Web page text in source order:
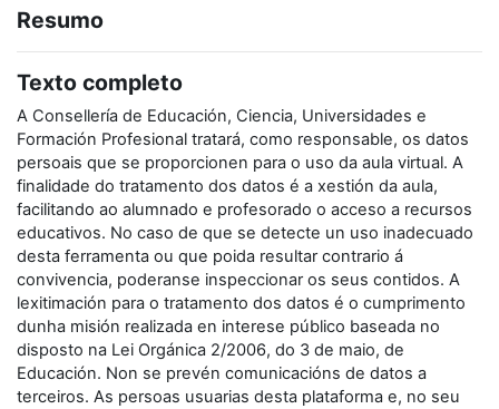
Resumo
Texto completo
A Consellería de Educación, Ciencia, Universidades e
Formación Profesional tratará, como responsable, os datos
persoais que se proporcionen para o uso da aula virtual. A
finalidade do tratamento dos datos é a xestión da aula,
facilitando ao alumnado e profesorado o acceso a recursos
educativos. No caso de que se detecte un uso inadecuado
desta ferramenta ou que poida resultar contrario á
convivencia, poderanse inspeccionar os seus contidos. A
lexitimación para o tratamento dos datos é o cumprimento
dunha misión realizada en interese público baseada no
disposto na Lei Orgánica 2/2006, do 3 de maio, de
Educación. Non se prevén comunicacións de datos a
terceiros. As persoas usuarias desta plataforma e, no seu